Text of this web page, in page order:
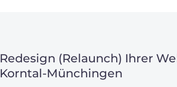
Redesign (Relaunch) Ihrer
Korntal-Münchingen